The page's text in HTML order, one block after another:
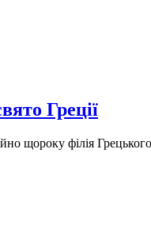
Греції
щороку філія